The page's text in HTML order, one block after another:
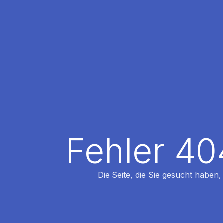
Fehler
Die Seite, die Sie gesucht